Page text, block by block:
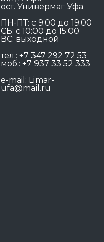
ост. Универмаг Уфа
ПН-ПТ: c 9:00 до 19:00
СБ: с 10:00 до 15:00
ВС: выходной
тел.: +7 347 292 72 53
моб.: +7 937 33 52 333
e-mail: Limar-
ufa@mail.ru